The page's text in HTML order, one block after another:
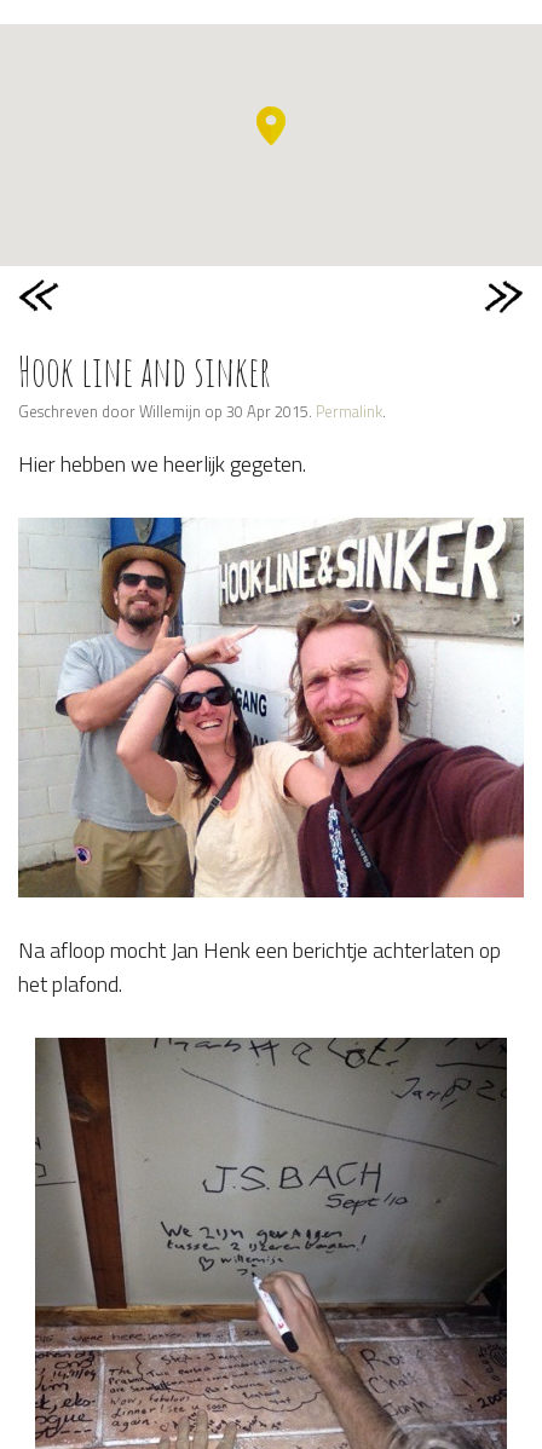
Hook line and sinker
Geschreven door Willemijn op 30 Apr 2015. Permalink.
​Hier hebben we heerlijk gegeten.
​Na afloop mocht Jan Henk een berichtje achterlaten op
het plafond.